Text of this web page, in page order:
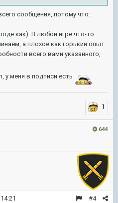
сообщения, потому что:
как). В любой игре что-то
а плохое как горький опыт
всего вами указанного,
у меня в подписи есть
1
644
#4